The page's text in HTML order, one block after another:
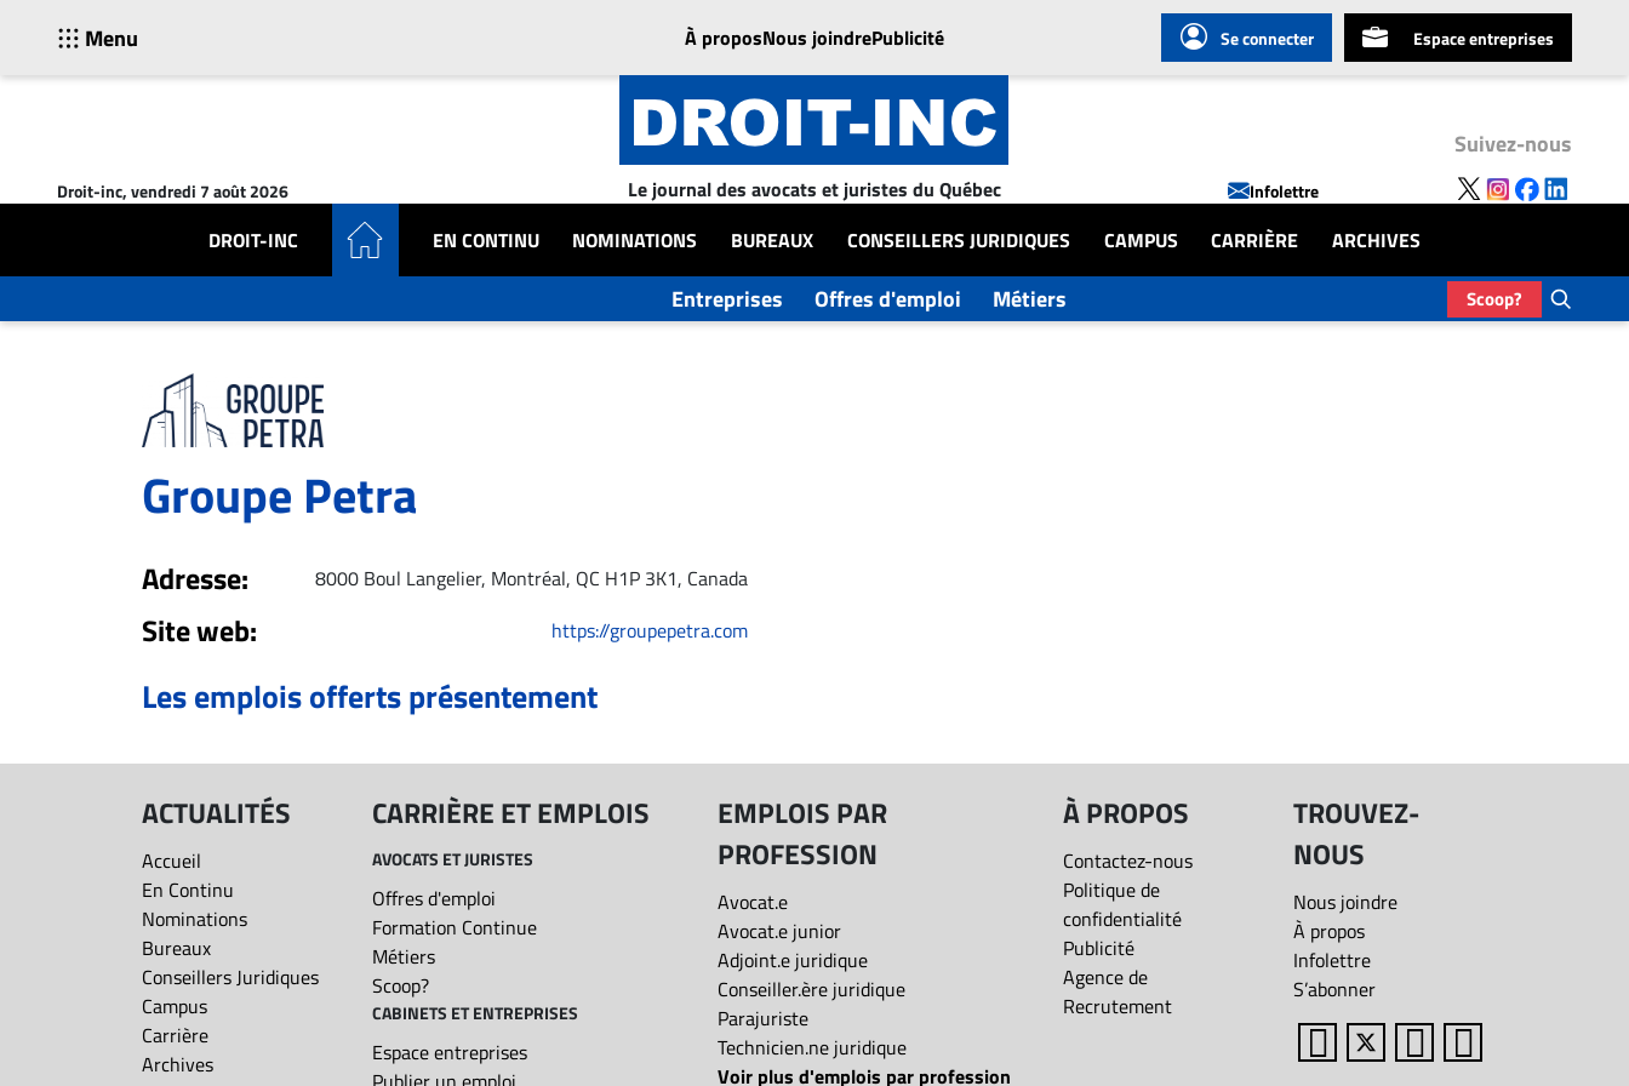
Menu À proposNous joindrePublicité Se connecter Espace entreprises
Droit-inc, vendredi 7 août 2026 Le journal des avocats et juristes du Québec Infolettre
Suivez-nous
DROIT-INC EN CONTINU NOMINATIONS BUREAUX CONSEILLERS JURIDIQUES CAMPUS CARRIÈRE ARCHIVES
Entreprises Offres d'emploi Métiers Scoop?
En
CARRIÈRE
EMPLOIS
ENTREPRISES
Groupe Petra
Adresse: 8000 Boul Langelier, Montréal, QC H1P 3K1, Canada
Site web: https://groupepetra.com
Les emplois offerts présentement
ACTUALITÉS
Accueil
En Continu
Nominations
Bureaux
Conseillers Juridiques
Campus
Carrière
Archives
CARRIÈRE ET EMPLOIS
AVOCATS ET JURISTES
Offres d'emploi
Formation Continue
Métiers
Scoop?
CABINETS ET ENTREPRISES
Espace entreprises
EMPLOIS PAR
PROFESSION
Avocat.e
Avocat.e junior
Adjoint.e juridique
Conseiller.ère juridique
Parajuriste
Technicien.ne juridique
Voir plus d'emplois par profession
À PROPOS
Contactez-nous
Politique de
confidentialité
Publicité
Agence de
Recrutement
TROUVEZ-
NOUS
Nous joindre
À propos
Infolettre
S’abonner